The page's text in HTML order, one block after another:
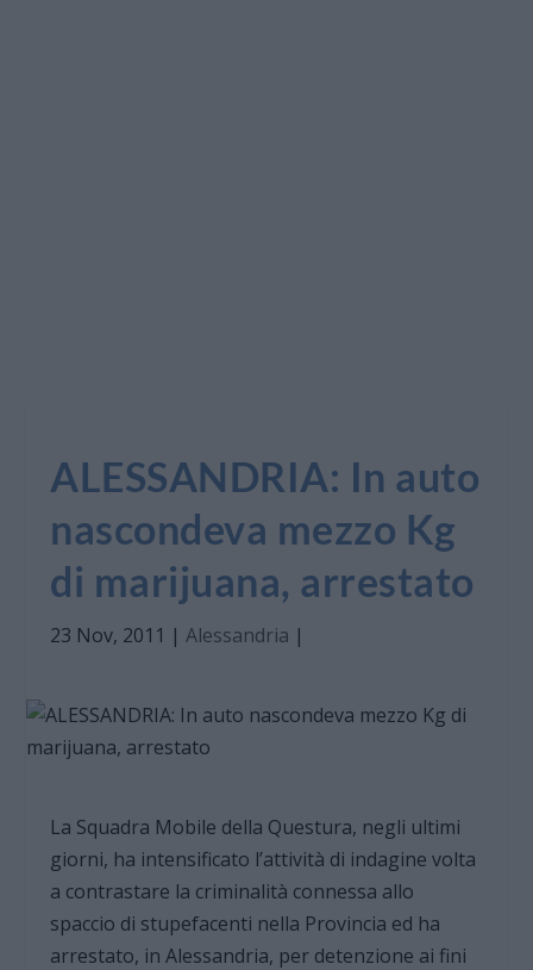
ALESSANDRIA: In auto
nascondeva mezzo Kg
di marijuana, arrestato
23 Nov, 2011 |Alessandria |
La Squadra Mobile della Questura, negli ultimi
giorni, ha intensificato l’attività di indagine volta
a contrastare la criminalità connessa allo
spaccio di stupefacenti nella Provincia ed ha
arrestato, in Alessandria, per detenzione ai fini